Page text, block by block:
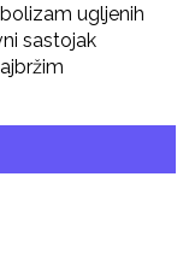
ugljenih
sastojak